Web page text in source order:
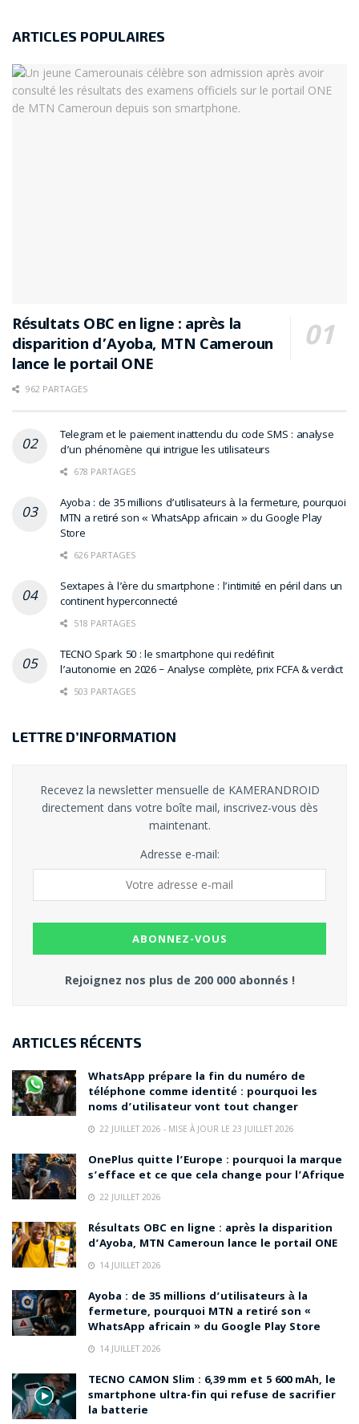
ARTICLES POPULAIRES
Résultats OBC en ligne : après la
disparition d’Ayoba, MTN Cameroun
lance le portail ONE
962 PARTAGES
Telegram et le paiement inattendu du code SMS : analyse
d’un phénomène qui intrigue les utilisateurs
678 PARTAGES
Ayoba : de 35 millions d’utilisateurs à la fermeture, pourquoi
MTN a retiré son « WhatsApp africain » du Google Play
Store
626 PARTAGES
Sextapes à l’ère du smartphone : l’intimité en péril dans un
continent hyperconnecté
518 PARTAGES
TECNO Spark 50 : le smartphone qui redéfinit
l’autonomie en 2026 – Analyse complète, prix FCFA & verdict
503 PARTAGES
LETTRE D’INFORMATION
Recevez la newsletter mensuelle de KAMERANDROID
directement dans votre boîte mail, inscrivez-vous dès
maintenant.
Adresse e-mail:
Rejoignez nos plus de 200 000 abonnés !
ARTICLES RÉCENTS
WhatsApp prépare la fin du numéro de
téléphone comme identité : pourquoi les
noms d’utilisateur vont tout changer
22 JUILLET 2026 - MISE À JOUR LE 23 JUILLET 2026
OnePlus quitte l’Europe : pourquoi la marque
s’efface et ce que cela change pour l’Afrique
22 JUILLET 2026
Résultats OBC en ligne : après la disparition
d’Ayoba, MTN Cameroun lance le portail ONE
14 JUILLET 2026
Ayoba : de 35 millions d’utilisateurs à la
fermeture, pourquoi MTN a retiré son «
WhatsApp africain » du Google Play Store
14 JUILLET 2026
TECNO CAMON Slim : 6,39 mm et 5 600 mAh, le
smartphone ultra-fin qui refuse de sacrifier
la batterie